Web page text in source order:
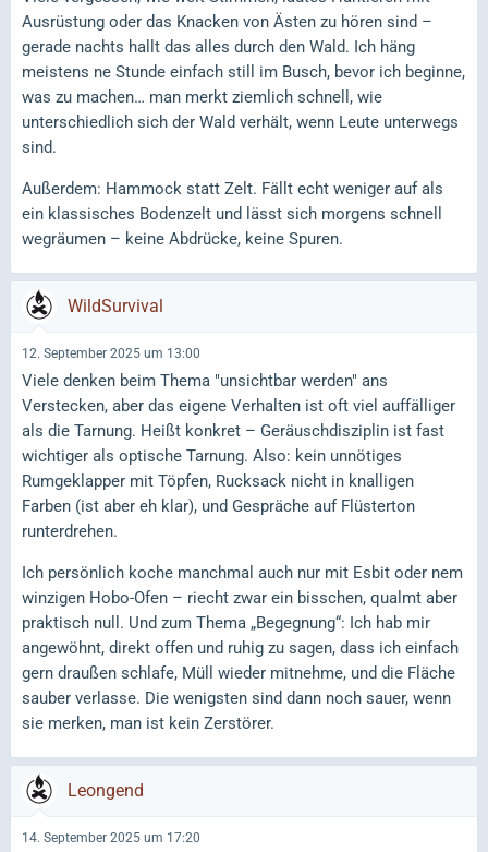
Ausrüstung oder das Knacken von Ästen zu hören sind –
gerade nachts hallt das alles durch den Wald. Ich häng
meistens ne Stunde einfach still im Busch, bevor ich beginne,
was zu machen… man merkt ziemlich schnell, wie
unterschiedlich sich der Wald verhält, wenn Leute unterwegs
sind.
Außerdem: Hammock statt Zelt. Fällt echt weniger auf als
ein klassisches Bodenzelt und lässt sich morgens schnell
wegräumen – keine Abdrücke, keine Spuren.
WildSurvival
12. September 2025 um 13:00
Viele denken beim Thema "unsichtbar werden" ans
Verstecken, aber das eigene Verhalten ist oft viel auffälliger
als die Tarnung. Heißt konkret – Geräuschdisziplin ist fast
wichtiger als optische Tarnung. Also: kein unnötiges
Rumgeklapper mit Töpfen, Rucksack nicht in knalligen
Farben (ist aber eh klar), und Gespräche auf Flüsterton
runterdrehen.
Ich persönlich koche manchmal auch nur mit Esbit oder nem
winzigen Hobo-Ofen – riecht zwar ein bisschen, qualmt aber
praktisch null. Und zum Thema „Begegnung“: Ich hab mir
angewöhnt, direkt offen und ruhig zu sagen, dass ich einfach
gern draußen schlafe, Müll wieder mitnehme, und die Fläche
sauber verlasse. Die wenigsten sind dann noch sauer, wenn
sie merken, man ist kein Zerstörer.
Leongend
14. September 2025 um 17:20